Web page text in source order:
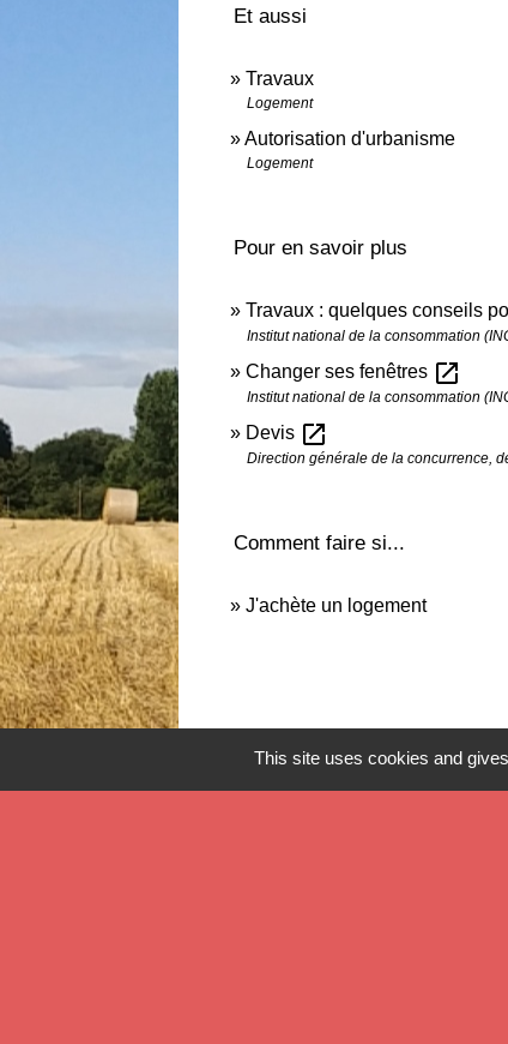
Et aussi
Travaux
Logement
Autorisation d'urbanisme
Logement
Pour en savoir plus
Travaux : quelques conseils
Institut national de la consommation
Changer ses fenêtres open_in_new
Institut national de la consommation
Devis open_in_new
Direction générale de la concurrence,
Comment faire si...
J'achète un logement
This site uses cookies and